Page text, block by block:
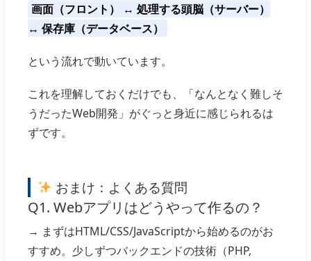
画面（フロント） ↔ 処理する頭脳（サーバー）
↔ 保存庫（データベース）
という流れで動いています。
これを理解しておくだけでも、「なんとなく難しそ
うだったWeb開発」がぐっと身近に感じられるは
ずです。
おまけ：よくある質問
Q1. Webアプリはどうやって作るの？
→ まずはHTML/CSS/JavaScriptから始めるのがお
すすめ。少しずつバックエンドの技術（PHP,